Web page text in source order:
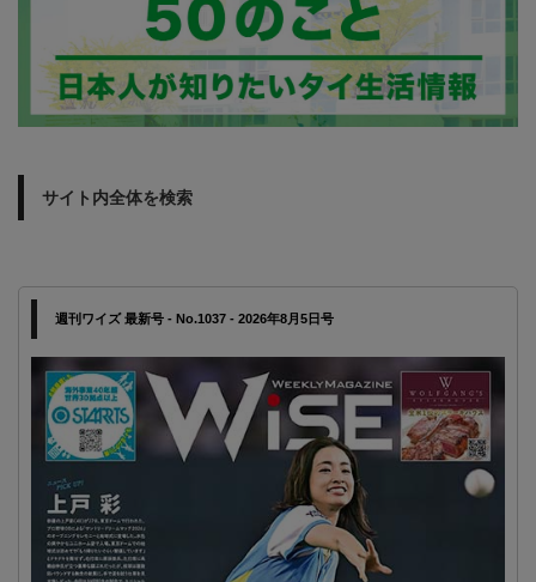
サイト内全体を検索
週刊ワイズ 最新号 - No.1037 - 2026年8月5日号